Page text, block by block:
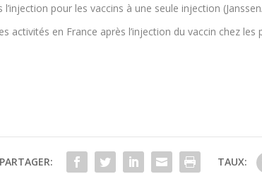
l’injection pour les vaccins à une seule injection
activités en France après l’injection du vaccin chez
PARTAGER: TAUX: